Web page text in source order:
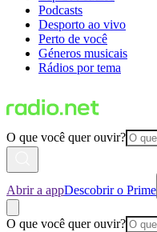
Podcasts
Desporto ao vivo
Perto de você
Géneros musicais
Rádios por tema
O que você quer ouvir?
Abrir a appDescobrir o Prime
O que você quer ouvir?